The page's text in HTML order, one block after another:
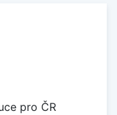
pro ČR